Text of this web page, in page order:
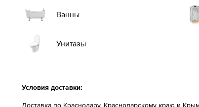
Ванны
Унитазы
Условия доставки:
Доставка по Краснодару, Краснодарскому краю и